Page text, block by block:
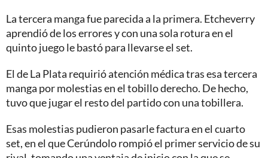
La tercera manga fue parecida a la primera. Etcheverry
aprendió de los errores y con una sola rotura en el
quinto juego le bastó para llevarse el set.
El de La Plata requirió atención médica tras esa tercera
manga por molestias en el tobillo derecho. De hecho,
tuvo que jugar el resto del partido con una tobillera.
Esas molestias pudieron pasarle factura en el cuarto
set, en el que Cerúndolo rompió el primer servicio de su